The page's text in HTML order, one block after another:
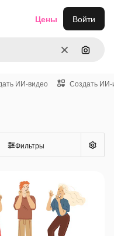
ОчиститьПоиск
Цены Войти
ИИ-видео Создать ИИ-
Фильтры